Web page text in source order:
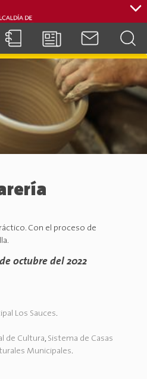
Con el proceso de
octubre del 2022
Los Sauces.
de Cultura, Sistema de Casas
Municipales.